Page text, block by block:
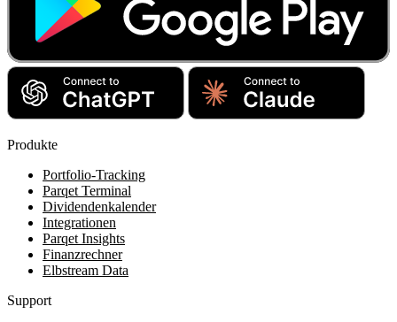
Produkte
Portfolio-Tracking
Parqet Terminal
Dividendenkalender
Integrationen
Parqet Insights
Finanzrechner
Elbstream Data
Support